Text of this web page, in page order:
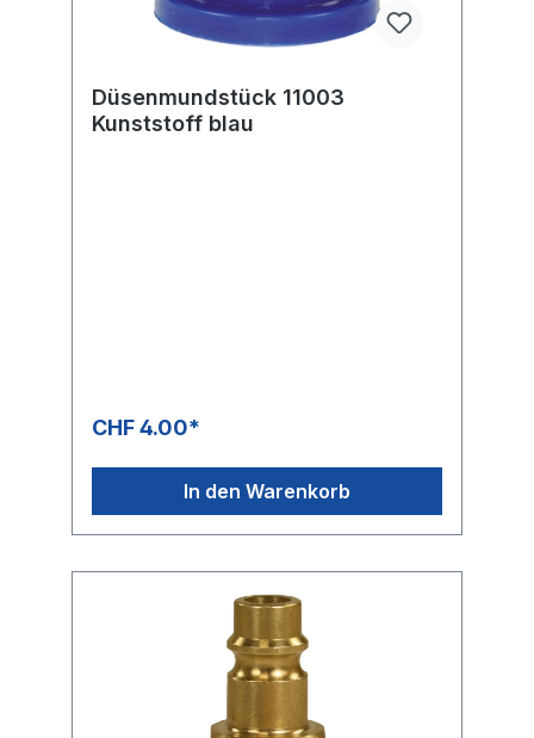
Düsenmundstück 11003
Kunststoff blau
CHF 4.00*
In den Warenkorb